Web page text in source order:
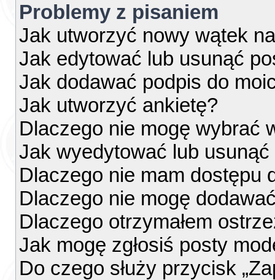
Problemy z pisaniem
Jak utworzyć nowy wątek
Jak edytować lub usunąć
Jak dodawać podpis do
Jak utworzyć ankietę?
Dlaczego nie mogę wybrać
Jak wyedytować lub usunąć
Dlaczego nie mam dostępu
Dlaczego nie mogę
Dlaczego otrzymałem
Jak mogę zgłosiś posty
Do czego służy przycisk